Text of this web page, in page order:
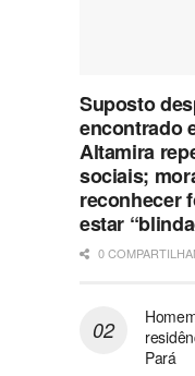
Suposto
encontrado
Altamira
sociais;
reconhecer
estar
0
Pará